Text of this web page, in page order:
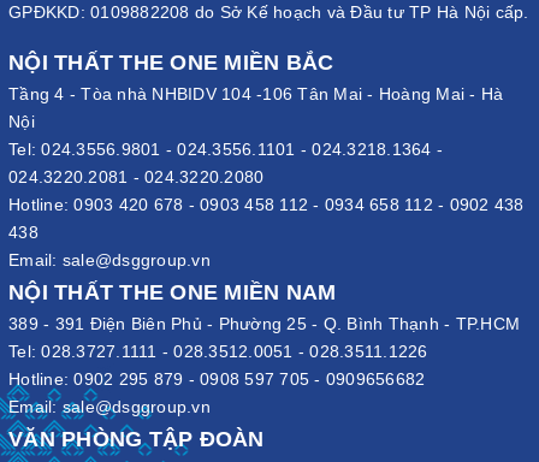
GPĐKKD: 0109882208 do Sở Kế hoạch và Đầu tư TP Hà Nội cấp.
NỘI THẤT THE ONE MIỀN BẮC
Tầng 4 - Tòa nhà NHBIDV 104 -106 Tân Mai - Hoàng Mai - Hà
Nội
Tel:024.3556.9801 -024.3556.1101 -024.3218.1364 -
024.3220.2081 - 024.3220.2080
Hotline:0903 420 678 - 0903 458 112 - 0934 658 112 - 0902 438
438
Email: sale@dsggroup.vn
NỘI THẤT THE ONE MIỀN NAM
389 - 391 Điện Biên Phủ - Phường 25 - Q. Bình Thạnh - TP.HCM
Tel:028.3727.1111 -028.3512.0051 -028.3511.1226
Hotline:0902 295 879 - 0908 597 705 - 0909656682
Email:sale@dsggroup.vn
VĂN PHÒNG TẬP ĐOÀN